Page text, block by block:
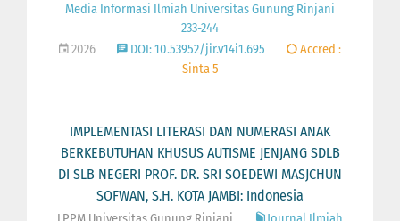
Media Informasi Ilmiah Universitas Gunung Rinjani
233-244
2026
DOI: 10.53952/jir.v14i1.695
Accred :
Sinta 5
IMPLEMENTASI LITERASI DAN NUMERASI ANAK
BERKEBUTUHAN KHUSUS AUTISME JENJANG SDLB
DI SLB NEGERI PROF. DR. SRI SOEDEWI MASJCHUN
SOFWAN, S.H. KOTA JAMBI: Indonesia